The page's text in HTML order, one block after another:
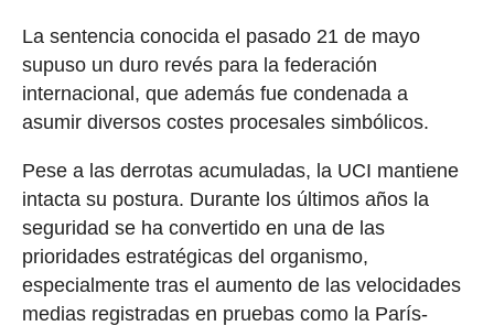
La sentencia conocida el pasado 21 de mayo
supuso un duro revés para la federación
internacional, que además fue condenada a
asumir diversos costes procesales simbólicos.
Pese a las derrotas acumuladas, la UCI mantiene
intacta su postura. Durante los últimos años la
seguridad se ha convertido en una de las
prioridades estratégicas del organismo,
especialmente tras el aumento de las velocidades
medias registradas en pruebas como la París-